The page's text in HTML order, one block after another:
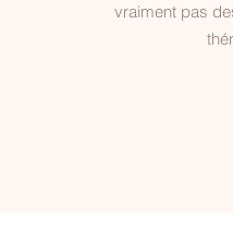
vraiment pas